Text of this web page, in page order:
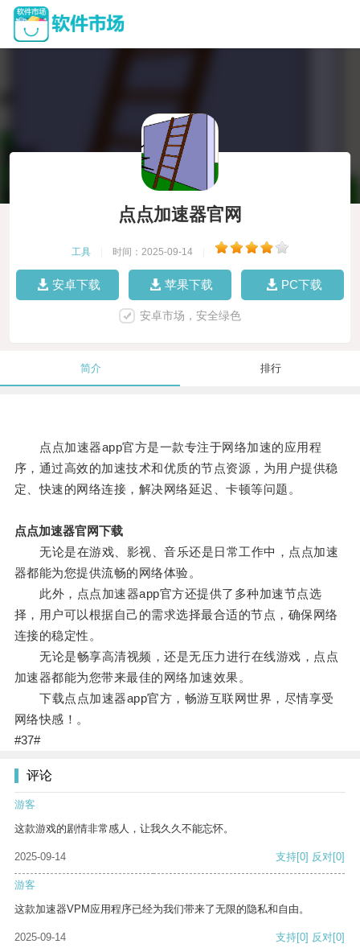
点点加速器官网
工具 时间：2025-09-14
安卓下载 苹果下载 PC下载
安卓市场，安全绿色
简介 排行
点点加速器app官方是一款专注于网络加速的应用程
序，通过高效的加速技术和优质的节点资源，为用户提供稳
定、快速的网络连接，解决网络延迟、卡顿等问题。
点点加速器官网下载
无论是在游戏、影视、音乐还是日常工作中，点点加速
器都能为您提供流畅的网络体验。
此外，点点加速器app官方还提供了多种加速节点选
择，用户可以根据自己的需求选择最合适的节点，确保网络
连接的稳定性。
无论是畅享高清视频，还是无压力进行在线游戏，点点
加速器都能为您带来最佳的网络加速效果。
下载点点加速器app官方，畅游互联网世界，尽情享受
网络快感！。
#37#
评论
游客
这款游戏的剧情非常感人，让我久久不能忘怀。
2025-09-14 支持[0] 反对[0]
游客
这款加速器VPM应用程序已经为我们带来了无限的隐私和自由。
2025-09-14 支持[0] 反对[0]